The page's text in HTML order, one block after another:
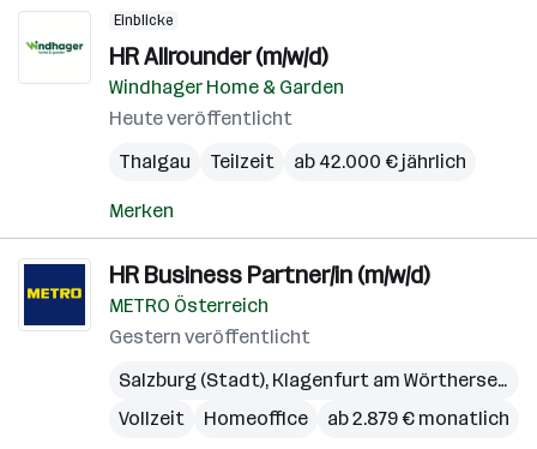
Einblicke
HR Allrounder (m/w/d)
Windhager Home & Garden
Heute veröffentlicht
Thalgau
Teilzeit ab 42.000 € jährlich
Merken
HR Business Partner/in (m/w/d)
METRO Österreich
Gestern veröffentlicht
Salzburg (Stadt), Klagenfurt am Wörthersee
Vollzeit
Homeoffice ab 2.879 € monatlich